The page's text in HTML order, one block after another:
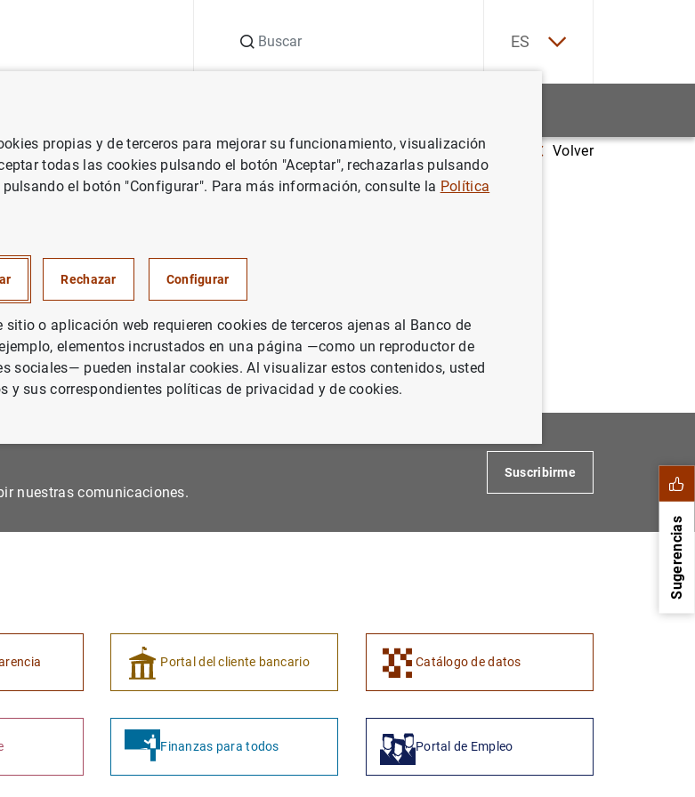
ES
Establecimientos de cambio de moneda Volver
cambio de
Sugerencias
nuestras comunicaciones.
Suscribirme
Portal del cliente bancario Catálogo de datos
Finanzas para todos Portal de Empleo
propias y de terceros para mejorar su funcionamiento, visualización
todas las cookies pulsando el botón "Aceptar", rechazarlas pulsando
el botón "Configurar". Para más información, consulte la Política
Rechazar Configurar
o aplicación web requieren cookies de terceros ajenas al Banco de
elementos incrustados en una página —como un reproductor de
sociales— pueden instalar cookies. Al visualizar estos contenidos, usted
y sus correspondientes políticas de privacidad y de cookies.